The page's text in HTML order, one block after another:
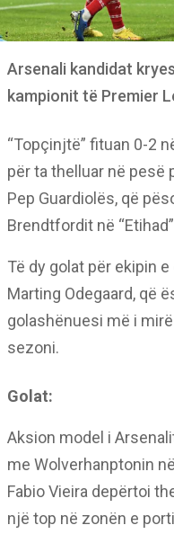
Arsenali kandidat
kampionit të Premier
“Topçinjtë” fituan 0-2
për ta thelluar në pesë
Pep Guardiolës, që
Brendtfordit në
Të dy golat për ekipin
Marting Odegaard, që
golashënuesi më i
sezoni.
Golat:
Aksion model i
me Wolverhanptonin
Fabio Vieira depërtoi
një top në zonën e